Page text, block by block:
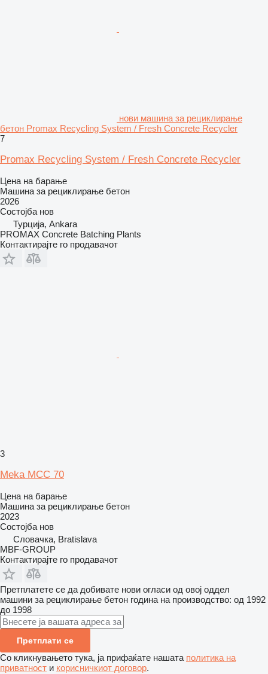
нови машина за рециклирање
бетон Promax Recycling System / Fresh Concrete Recycler
7
Promax Recycling System / Fresh Concrete Recycler
Цена на барање
Машина за рециклирање бетон
2026
Состојба нов
Турција, Ankara
PROMAX Concrete Batching Plants
Контактирајте го продавачот
3
Meka MCC 70
Цена на барање
Машина за рециклирање бетон
2023
Состојба нов
Словачка, Bratislava
MBF-GROUP
Контактирајте го продавачот
Претплатете се да добивате нови огласи од овој оддел
машини за рециклирање бетон година на производство: од 1992
до 1998
Претплати се
Со кликнувањето тука, ја прифаќате нашата политика на
приватност и корисничкиот договор.